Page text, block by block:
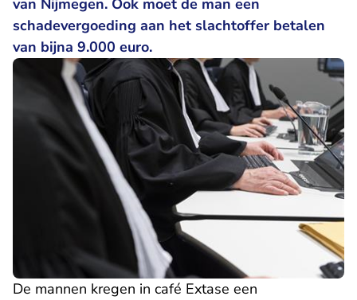
van Nijmegen. Ook moet de man een
schadevergoeding aan het slachtoffer betalen
van bijna 9.000 euro.
De mannen kregen in café Extase een